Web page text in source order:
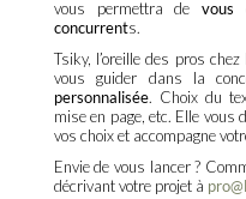
vous permettra devous
concurrents.
Tsiky, l’oreille des pros
vous guider dans la
personnalisée. Choix du
mise en page, etc. Elle vous
vos choix et accompagne
Envie de vous lancer ?
décrivant votre projet à